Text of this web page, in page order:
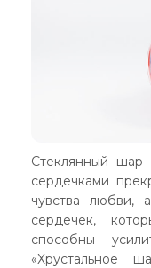
Стеклянный
сердечками
чувства любви,
сердечек,
способны
«Хрустальное